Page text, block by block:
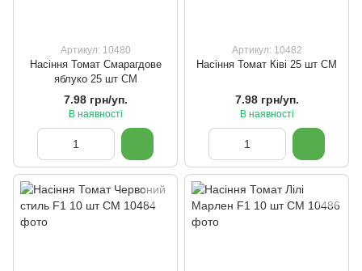
Артикул: 10480
Насіння Томат Смарагдове
яблуко 25 шт СМ
7.98 грн/уп.
В наявності
Артикул: 10482
Насіння Томат Ківі 25 шт СМ
7.98 грн/уп.
В наявності